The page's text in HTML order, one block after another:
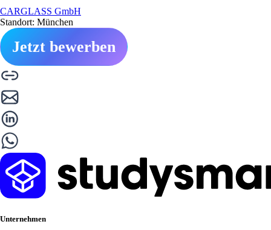
CARGLASS GmbH
Standort: München
Jetzt bewerben
Unternehmen